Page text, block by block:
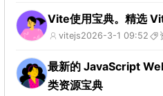
Vite使用宝典。精选
vitejs2026-3-1 09:52
最新的 JavaScript
类资源宝典